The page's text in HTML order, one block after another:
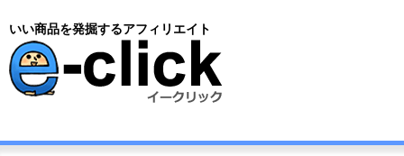
いい商品を発掘するアフィリエイト